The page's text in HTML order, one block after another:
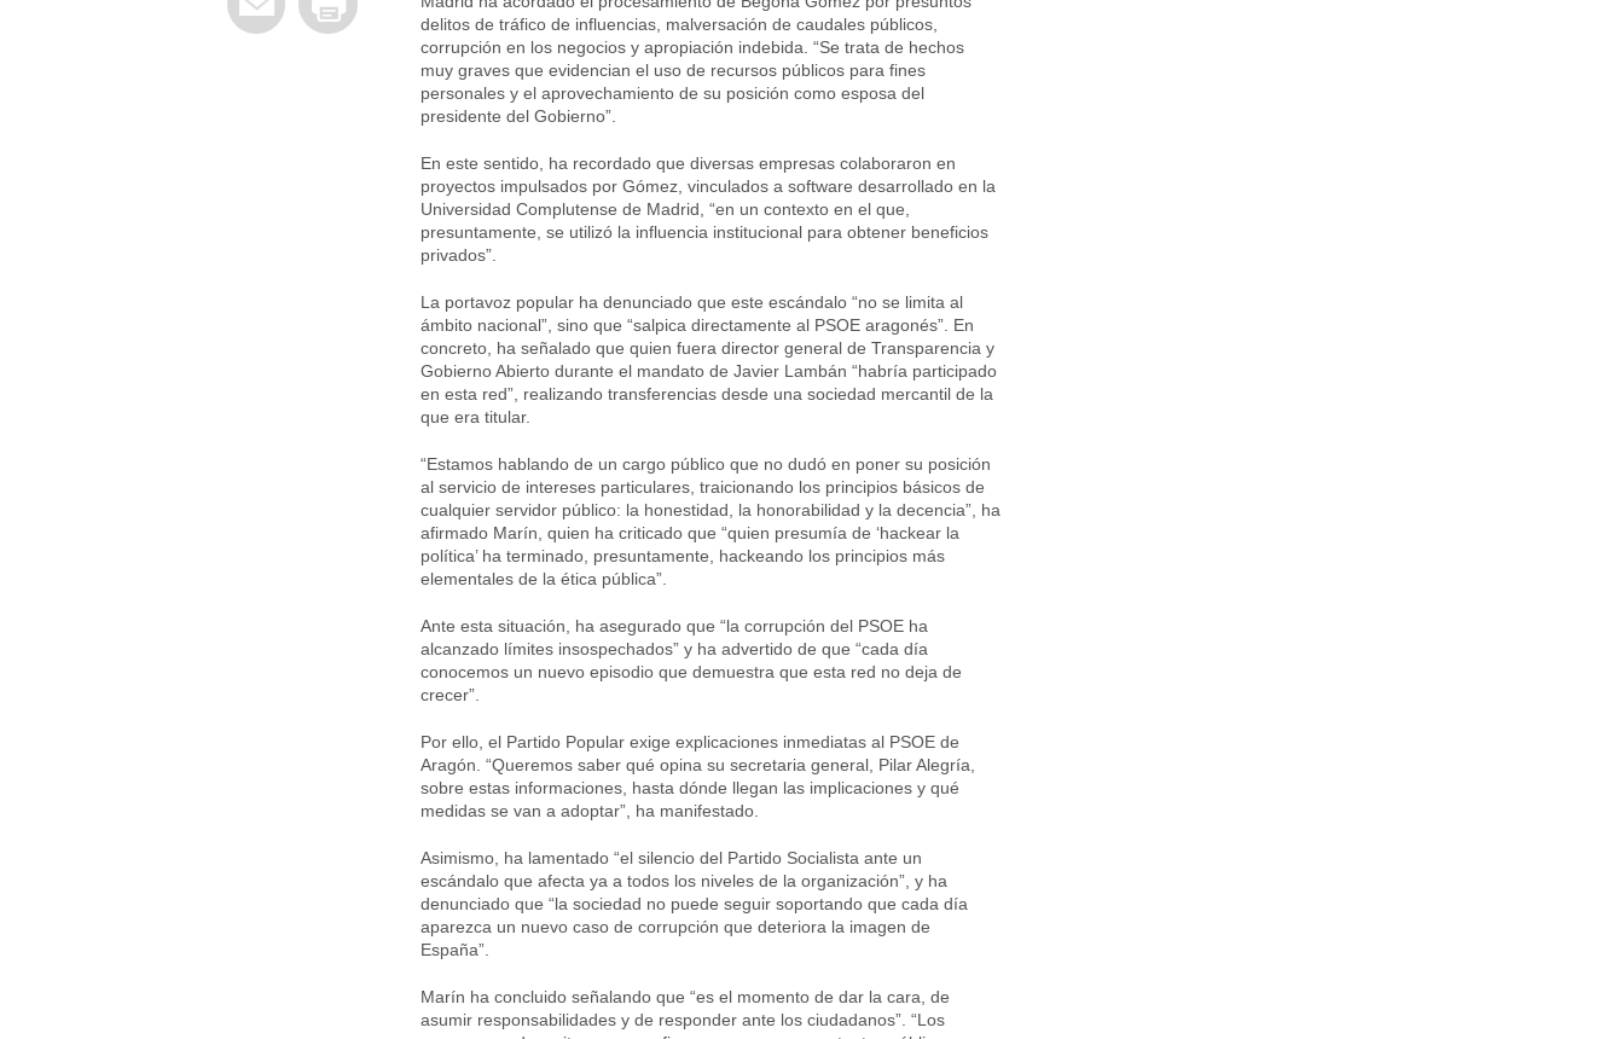
delitos de tráfico de influencias, malversación de caudales públicos,
corrupción en los negocios y apropiación indebida. “Se trata de hechos
muy graves que evidencian el uso de recursos públicos para fines
personales y el aprovechamiento de su posición como esposa del
presidente del Gobierno”.
En este sentido, ha recordado que diversas empresas colaboraron en
proyectos impulsados por Gómez, vinculados a software desarrollado en la
Universidad Complutense de Madrid, “en un contexto en el que,
presuntamente, se utilizó la influencia institucional para obtener beneficios
privados”.
La portavoz popular ha denunciado que este escándalo “no se limita al
ámbito nacional”, sino que “salpica directamente al PSOE aragonés”. En
concreto, ha señalado que quien fuera director general de Transparencia y
Gobierno Abierto durante el mandato de Javier Lambán “habría participado
en esta red”, realizando transferencias desde una sociedad mercantil de la
que era titular.
“Estamos hablando de un cargo público que no dudó en poner su posición
al servicio de intereses particulares, traicionando los principios básicos de
cualquier servidor público: la honestidad, la honorabilidad y la decencia”, ha
afirmado Marín, quien ha criticado que “quien presumía de ‘hackear la
política’ ha terminado, presuntamente, hackeando los principios más
elementales de la ética pública”.
Ante esta situación, ha asegurado que “la corrupción del PSOE ha
alcanzado límites insospechados” y ha advertido de que “cada día
conocemos un nuevo episodio que demuestra que esta red no deja de
crecer”.
Por ello, el Partido Popular exige explicaciones inmediatas al PSOE de
Aragón. “Queremos saber qué opina su secretaria general, Pilar Alegría,
sobre estas informaciones, hasta dónde llegan las implicaciones y qué
medidas se van a adoptar”, ha manifestado.
Asimismo, ha lamentado “el silencio del Partido Socialista ante un
escándalo que afecta ya a todos los niveles de la organización”, y ha
denunciado que “la sociedad no puede seguir soportando que cada día
aparezca un nuevo caso de corrupción que deteriora la imagen de
España”.
Marín ha concluido señalando que “es el momento de dar la cara, de
asumir responsabilidades y de responder ante los ciudadanos”. “Los